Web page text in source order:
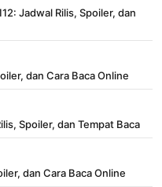
Jadwal Rilis, Spoiler, dan
dan Cara Baca Online
Spoiler, dan Tempat Baca
dan Cara Baca Online